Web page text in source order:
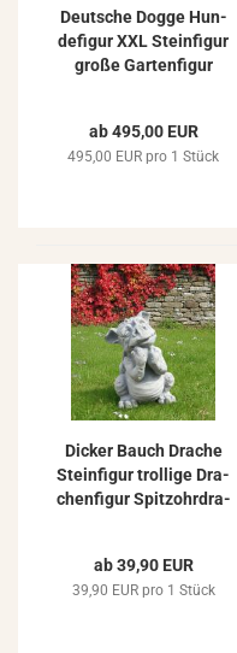
Deut­sche Dogge Hun­
de­fi­gur XXL Stein­fi­gur
große Gar­ten­fi­gur
ab 495,00 EUR
495,00 EUR pro 1 Stück
Di­cker Bauch Dra­che
Stein­fi­gur trol­li­ge Dra­
chen­fi­gur Spitz­ohr­dra­
ab 39,90 EUR
39,90 EUR pro 1 Stück